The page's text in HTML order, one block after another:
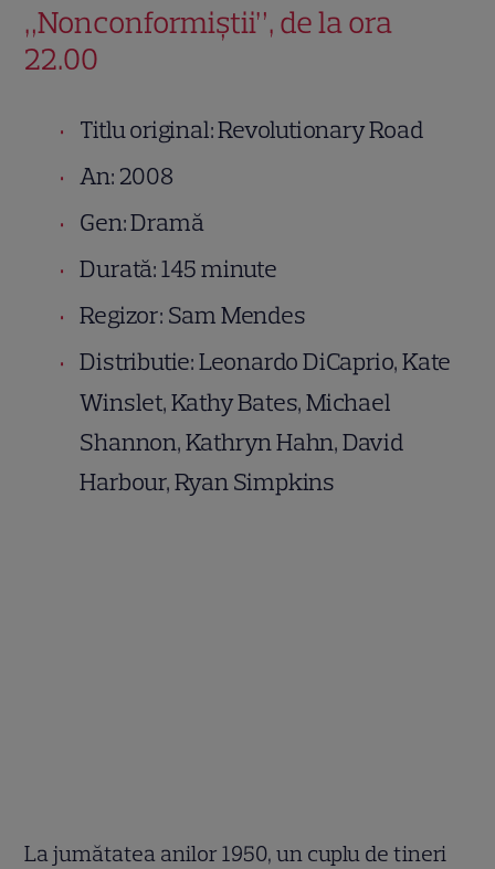
„Nonconformiştii”, de la ora
22.00
Titlu original: Revolutionary Road
An: 2008
Gen: Dramă
Durată: 145 minute
Regizor: Sam Mendes
Distributie: Leonardo DiCaprio, Kate
Winslet, Kathy Bates, Michael
Shannon, Kathryn Hahn, David
Harbour, Ryan Simpkins
La jumătatea anilor 1950, un cuplu de tineri